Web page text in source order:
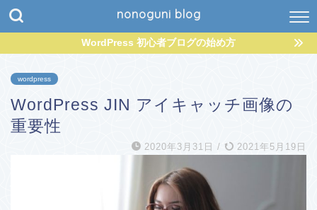
nonoguni blog
WordPress 初心者ブログの始め方
wordpress
WordPress JIN アイキャッチ画像の
重要性
2020年3月31日 / 2021年5月19日